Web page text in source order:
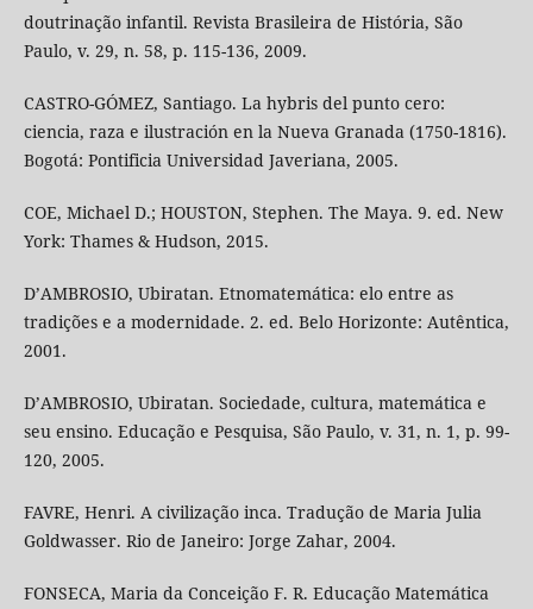
doutrinação infantil. Revista Brasileira de História, São
Paulo, v. 29, n. 58, p. 115-136, 2009.
CASTRO-GÓMEZ, Santiago. La hybris del punto cero:
ciencia, raza e ilustración en la Nueva Granada (1750-1816).
Bogotá: Pontificia Universidad Javeriana, 2005.
COE, Michael D.; HOUSTON, Stephen. The Maya. 9. ed. New
York: Thames & Hudson, 2015.
D’AMBROSIO, Ubiratan. Etnomatemática: elo entre as
tradições e a modernidade. 2. ed. Belo Horizonte: Autêntica,
2001.
D’AMBROSIO, Ubiratan. Sociedade, cultura, matemática e
seu ensino. Educação e Pesquisa, São Paulo, v. 31, n. 1, p. 99-
120, 2005.
FAVRE, Henri. A civilização inca. Tradução de Maria Julia
Goldwasser. Rio de Janeiro: Jorge Zahar, 2004.
FONSECA, Maria da Conceição F. R. Educação Matemática